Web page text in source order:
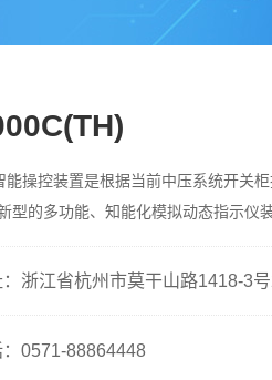
能操控装置是根据当前中压系统开关
型的多功能、知能化模拟动态指示仪装
浙江省杭州市莫干山路1418-3
：0571-88864448